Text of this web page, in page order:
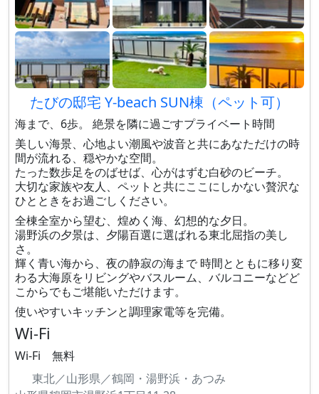
たびの邸宅 Y-beach SUN棟（ペット可）
海まで、6歩。 絶景を隣に過ごすプライベート時間
美しい海景、心地よい潮風や波音と共にあなただけの時
間が流れる、穏やかな空間。
たった数歩足をのばせば、心がはずむ白砂のビーチ。
大切な家族や友人、ペットと共にここにしかない贅沢な
ひとときをお過ごしください。
全棟全室から望む、煌めく海、幻想的な夕日。
湯野浜の夕景は、夕陽百選に選ばれる東北屈指の美し
さ。
輝く青い海から、夜の静寂の海まで 時間とともに移り変
わる大海原をリビングやバスルーム、バルコニーなどど
こからでもご堪能いただけます。
使いやすいキッチンと調理家電等を完備。
Wi-Fi
Wi-Fi 無料
東北／山形県／鶴岡・湯野浜・あつみ